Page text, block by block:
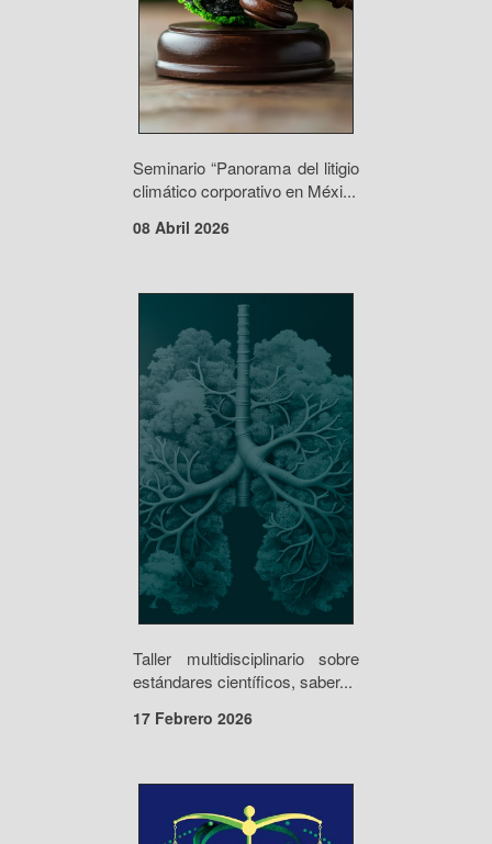
Seminario “Panorama del litigio
climático corporativo en Méxi...
08 Abril 2026
Taller multidisciplinario sobre
estándares científicos, saber...
17 Febrero 2026